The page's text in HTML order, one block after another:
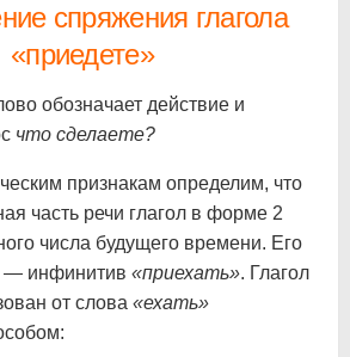
спряжения глагола
«приедете»
обозначает действие и
что сделаете?
признакам определим, что
часть речи глагол в форме 2
числа будущего времени. Его
— инфинитив «приехать». Глагол
от слова «ехать»